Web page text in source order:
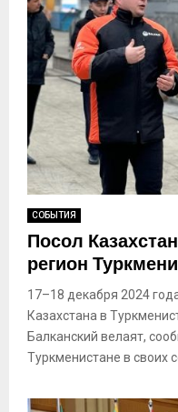
СОБЫТИЯ
Посол
регион
17–18 декабря 2024
Казахстана в
Балканский велаят,
Туркменистане в своих